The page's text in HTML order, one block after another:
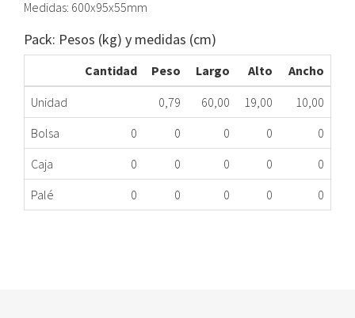
Medidas: 600x95x55mm
Pack: Pesos (kg) y medidas (cm)
Cantidad Peso Largo Alto
Ancho
Unidad
0,79 60,00 19,00
10,00
Bolsa
0 0 0 0
0
Caja
0 0 0 0
0
Palé
0 0 0 0 0